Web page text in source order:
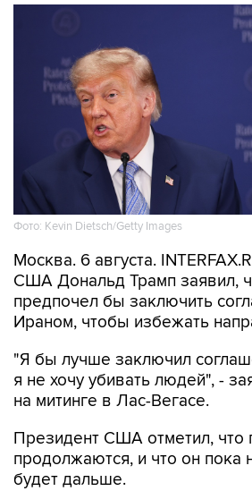
Фото: Kevin Dietsch/Getty Images
Москва. 6 августа.
США Дональд Трамп заявил,
предпочел бы заключить
Ираном, чтобы избежать
"Я бы лучше заключил
я не хочу убивать людей", -
на митинге в Лас-Вегасе.
Президент США отметил, что
продолжаются, и что он пока
будет дальше.